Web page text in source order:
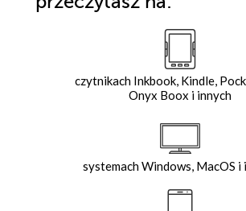
czytnikach Inkbook, Kindle,
Onyx Boox i innych
systemach Windows, MacOS i